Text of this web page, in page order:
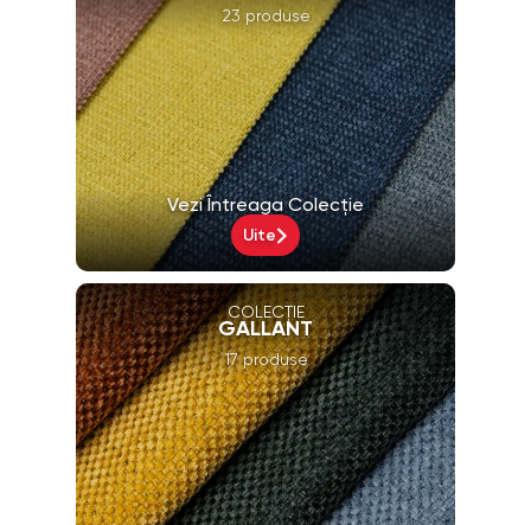
23 produse
Vezi Întreaga Colecție
Uite
COLECȚIE
GALLANT
17 produse